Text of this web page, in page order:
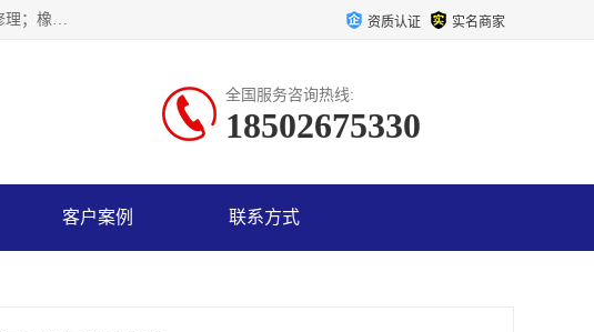
天津永腾气体销售有限公司成立于2020年，注册地位于天津市滨海新区。经营范围包括：专用化学产品销售；专用设备修理；橡胶制品销售；气体压缩机械销售；特种设备销售；仪器仪表销售；机械设备租赁；五金产品批发；食品添加剂销售等，主要供应：氧气、乙炔、氮气、氩气、氢气、氦气、液氨、液氮、一氧化碳、二氧化碳等，各种工业气体，高纯气体，食品级气体。 资质认证 实名商家
全国服务咨询热线:
18502675330
客户案例 联系方式